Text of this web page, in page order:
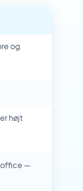
og
højt
office —